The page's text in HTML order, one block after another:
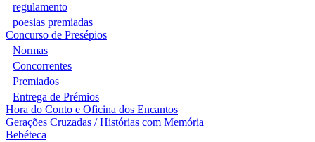
regulamento
poesias premiadas
Concurso de Presépios
Normas
Concorrentes
Premiados
Entrega de Prémios
Hora do Conto e Oficina dos Encantos
Gerações Cruzadas / Histórias com Memória
Bebéteca